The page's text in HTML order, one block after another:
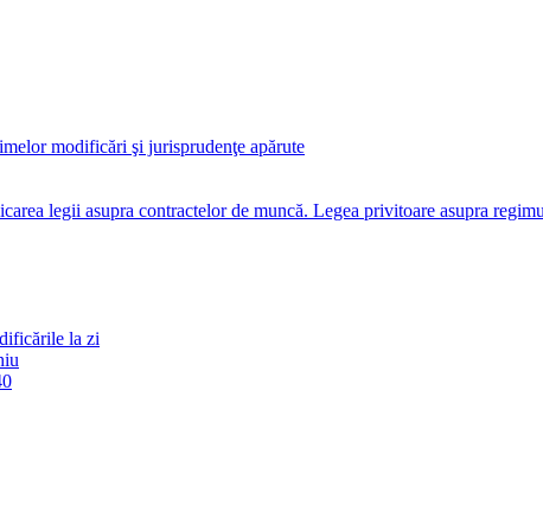
modificări şi jurisprudenţe apărute
legii asupra contractelor de muncă. Legea privitoare asupra
la zi